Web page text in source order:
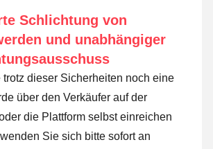
Schlichtung von
und unabhängiger
trotz dieser Sicherheiten noch eine
über den Verkäufer auf der
die Plattform selbst einreichen
Sie sich bitte sofort an